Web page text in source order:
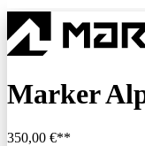
Marker
350,00 €**